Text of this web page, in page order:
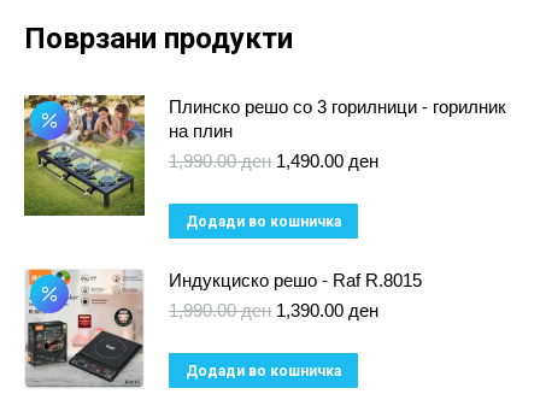
Поврзани продукти
Плинско решо со 3 горилници - горилник
на плин
1,990.00ден Original
was:
1,990.00 ден.
1,490.00 денCurrent
Додади во кошничка
Индукциско решо - Raf R.8015
1,990.00ден Original
was:
1,990.00 ден.
1,390.00 денCurrent
Додади во кошничка